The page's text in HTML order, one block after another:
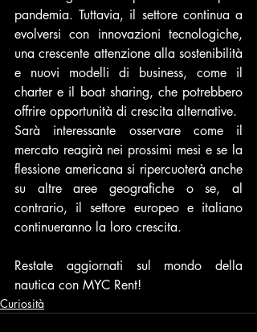
pandemia. Tuttavia, il settore continua a
evolversi con innovazioni tecnologiche,
una crescente attenzione alla sostenibilità
e nuovi modelli di business, come il
charter e il boat sharing, che potrebbero
offrire opportunità di crescita alternative.
Sarà interessante osservare come il
mercato reagirà nei prossimi mesi e se la
flessione americana si ripercuoterà anche
su altre aree geografiche o se, al
contrario, il settore europeo e italiano
continueranno la loro crescita.
Restate aggiornati sul mondo della
nautica con MYC Rent!
Curiosità